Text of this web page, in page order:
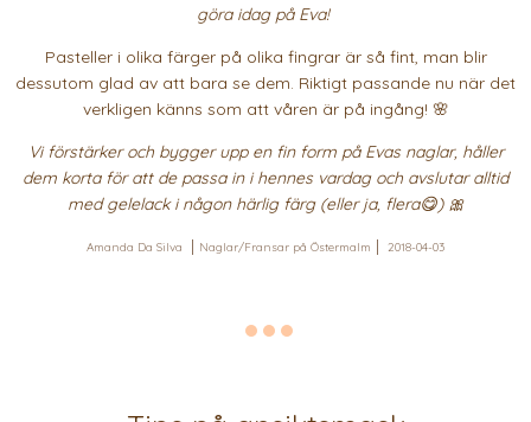
göra idag på Eva!
Pasteller i olika färger på olika fingrar är så fint, man blir
dessutom glad av att bara se dem. Riktigt passande nu när det
verkligen känns som att våren är på ingång! 🌸
Vi förstärker och bygger upp en fin form på Evas naglar, håller
dem korta för att de passa in i hennes vardag och avslutar alltid
med gelelack i någon härlig färg (eller ja, flera😋) 🎀
Amanda Da Silva Naglar/Fransar på Östermalm 2018-04-03